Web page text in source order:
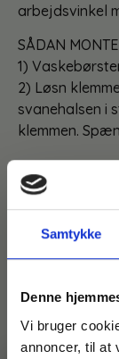
Samtykke
Denne
Vi bruger
annoncer, til at
arbejdsvinkel
SÅDAN
1)
2) Løsn
svanehalsen i
klemmen.
Måske er
produkter:
Du kunne også